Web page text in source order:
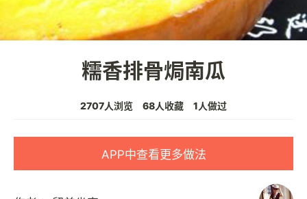
糯香排骨焗南瓜
2707人浏览 68人收藏 1人做过
APP中查看更多做法